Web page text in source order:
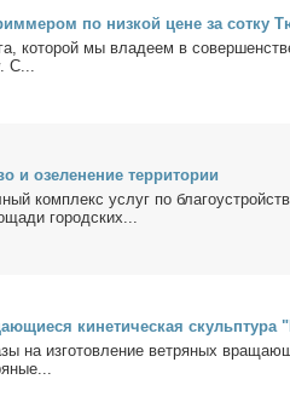
по низ­кой цене за сотку
ко­то­рой мы вла­де­ем в
С...
и озе­ле­не­ние тер­ри­то­рии
ком­плекс услуг по
го­род­ских...
ки­не­ти­че­ская
на из­го­тов­ле­ние вет­ря­ных